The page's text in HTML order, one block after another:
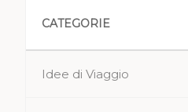
CATEGORIE
Idee di Viaggio